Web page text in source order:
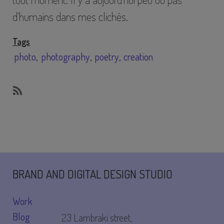
d’humains dans mes clichés.
Tags
photo photography poetry creation
BRAND AND DIGITAL DESIGN STUDIO
Work
Blog
23 Lambraki street,